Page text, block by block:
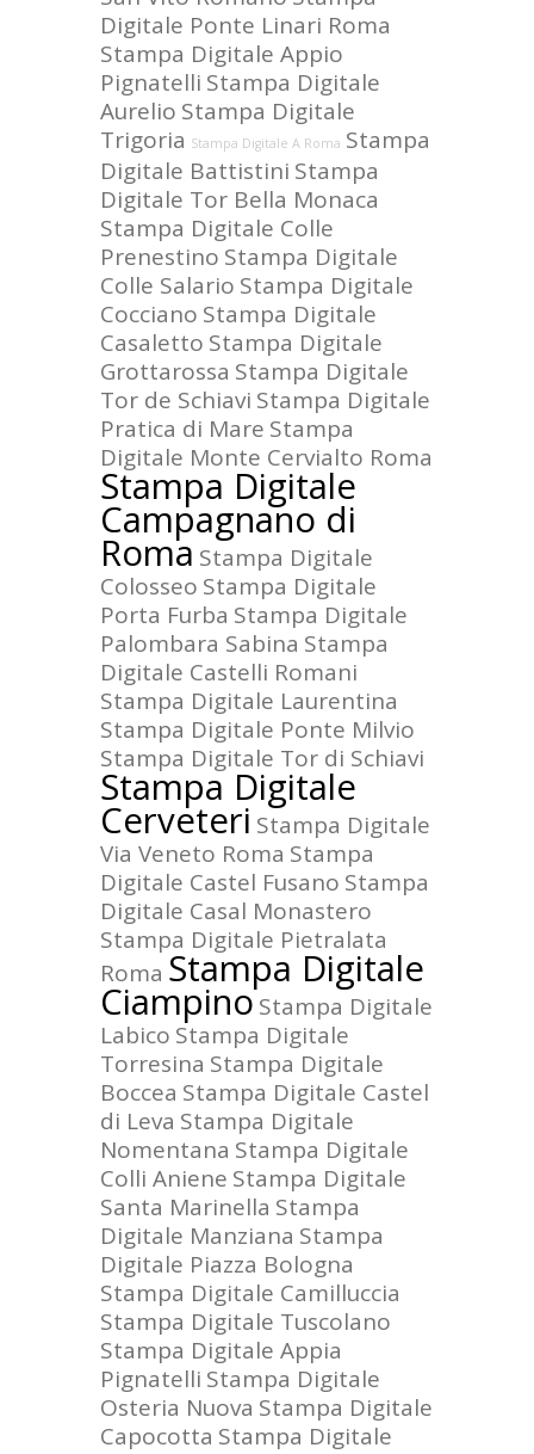
Digitale Ponte Linari Roma
Stampa Digitale Appio
Pignatelli Stampa Digitale
Aurelio Stampa Digitale
Trigoria Stampa Digitale A Roma Stampa
Digitale Battistini Stampa
Digitale Tor Bella Monaca
Stampa Digitale Colle
Prenestino Stampa Digitale
Colle Salario Stampa Digitale
Cocciano Stampa Digitale
Casaletto Stampa Digitale
Grottarossa Stampa Digitale
Tor de Schiavi Stampa Digitale
Pratica di Mare Stampa
Digitale Monte Cervialto Roma
Stampa Digitale
Campagnano di
Roma Stampa Digitale
Colosseo Stampa Digitale
Porta Furba Stampa Digitale
Palombara Sabina Stampa
Digitale Castelli Romani
Stampa Digitale Laurentina
Stampa Digitale Ponte Milvio
Stampa Digitale Tor di Schiavi
Stampa Digitale
Cerveteri Stampa Digitale
Via Veneto Roma Stampa
Digitale Castel Fusano Stampa
Digitale Casal Monastero
Stampa Digitale Pietralata
Roma Stampa Digitale
Ciampino Stampa Digitale
Labico Stampa Digitale
Torresina Stampa Digitale
Boccea Stampa Digitale Castel
di Leva Stampa Digitale
Nomentana Stampa Digitale
Colli Aniene Stampa Digitale
Santa Marinella Stampa
Digitale Manziana Stampa
Digitale Piazza Bologna
Stampa Digitale Camilluccia
Stampa Digitale Tuscolano
Stampa Digitale Appia
Pignatelli Stampa Digitale
Osteria Nuova Stampa Digitale
Capocotta Stampa Digitale